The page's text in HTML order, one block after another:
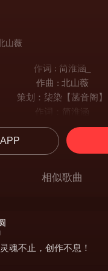
山薇
作词 : 简淮涵_
作曲 : 北山薇
策划：柒染【菡音阁】
作词：简淮涵
作/编曲：北山薇
和声编写：临暗iZumi
演唱：临暗iZumi
曲绘：楚其琛
也曾温暖过众多荒凉雪境
相似歌曲
魂不止，创作不息！